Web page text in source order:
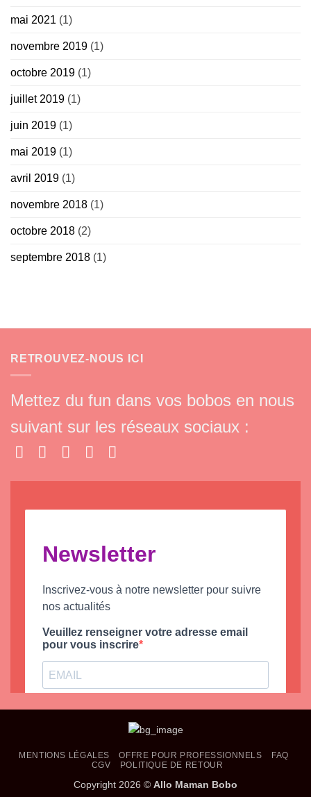
mai 2021 (1)
novembre 2019 (1)
octobre 2019 (1)
juillet 2019 (1)
juin 2019 (1)
mai 2019 (1)
avril 2019 (1)
novembre 2018 (1)
octobre 2018 (2)
septembre 2018 (1)
RETROUVEZ-NOUS ICI
Mettez du fun dans vos bobos en nous
suivant sur les réseaux sociaux :
MENTIONS LÉGALES OFFRE POUR PROFESSIONNELS
FAQ
CGV
POLITIQUE DE RETOUR
Copyright 2026 © Allo Maman Bobo